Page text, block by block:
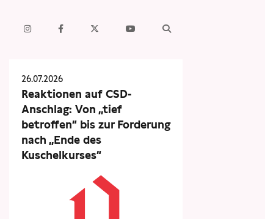
26.07.2026
Reaktionen auf CSD-
Anschlag: Von „tief
betroffen“ bis zur Forderung
nach „Ende des
Kuschelkurses“